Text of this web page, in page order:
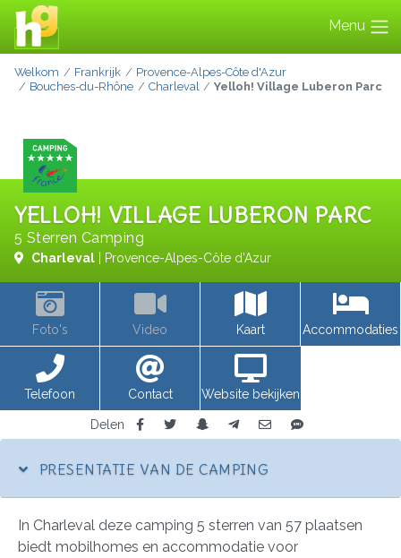
Menu
Welkom Frankrijk
Provence-Alpes-Côte d'Azur
Bouches-du-Rhône
Charleval Yelloh! Village Luberon Parc
YELLOH! VILLAGE LUBERON PARC
5 Sterren Camping
Charleval | Provence-Alpes-Côte d'Azur
Foto's Video Kaart Accommodaties
Telefoon Contact Website bekijken
Delen
PRESENTATIE VAN DE CAMPING
In Charleval deze camping 5 sterren van 57 plaatsen
biedt mobilhomes en accommodatie voor